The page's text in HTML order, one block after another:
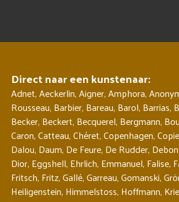
Direct naar een kunstenaar:
Adnet,Aeckerlin,Aigner,Amphora,
Rousseau, Barbier, Bareau, Barol, Barrias,
Becker, Beckert, Becquerel, Bergmann,
Caron,Catteau,Chéret,Copenhagen,
Dalou, Daum, De Feure, De Rudder, Debon,
Dior, Eggshell, Ehrlich, Emmanuel, Falise,
Fritsch, Fritz,Gallé,Garreau,Gomanski,
Heiligenstein, Himmelstoss, Hoffmann,